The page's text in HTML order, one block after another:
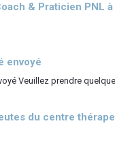
& Praticien PNL
envoyé
Veuillez prendre
du centre